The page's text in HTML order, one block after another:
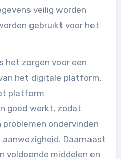
veilig worden
gebruikt voor het
het zorgen voor een
het digitale platform.
platform
goed werkt, zodat
ondervinden
Daarnaast
middelen en